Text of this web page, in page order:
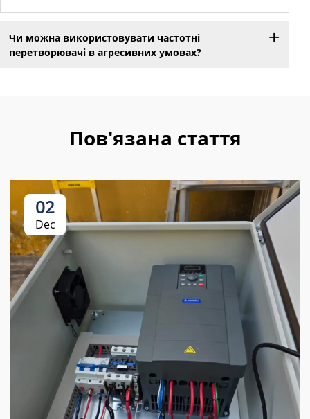
Чи можна використовувати частотні
перетворювачі в агресивних умовах?
Пов'язана стаття
02
Dec